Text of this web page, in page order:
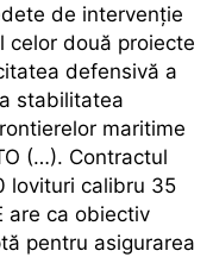
de intervenție
celor două proiecte
defensivă a
stabilitatea
maritime
(…). Contractul
lovituri calibru 35
are ca obiectiv
pentru asigurarea